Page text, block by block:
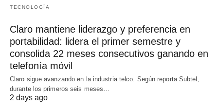
TECNOLOGÍA
Claro mantiene liderazgo y preferencia en
portabilidad: lidera el primer semestre y
consolida 22 meses consecutivos ganando en
telefonía móvil
Claro sigue avanzando en la industria telco. Según reporta Subtel,
durante los primeros seis meses…
2 days ago